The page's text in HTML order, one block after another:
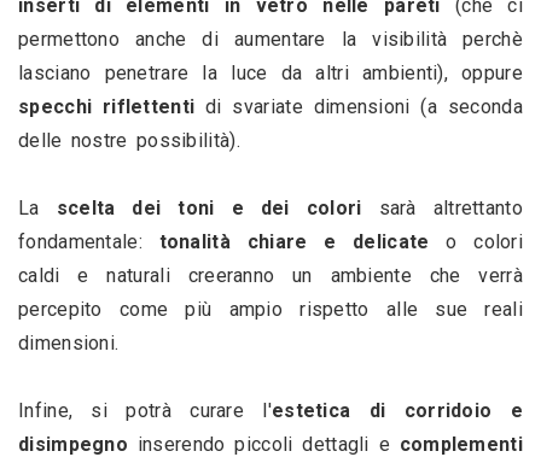
inserti di elementi in vetro nelle pareti (che ci
permettono anche di aumentare la visibilità perchè
specchi riflettenti di svariate dimensioni (a seconda
delle nostre possibilità).
La scelta dei toni e dei colori sarà altrettanto
fondamentale: tonalità chiare e delicate o colori
caldi e naturali creeranno un ambiente che verrà
percepito come più ampio rispetto alle sue reali
dimensioni.
Infine, si potrà curare l'estetica di corridoio e
disimpegno inserendo piccoli dettagli e complementi